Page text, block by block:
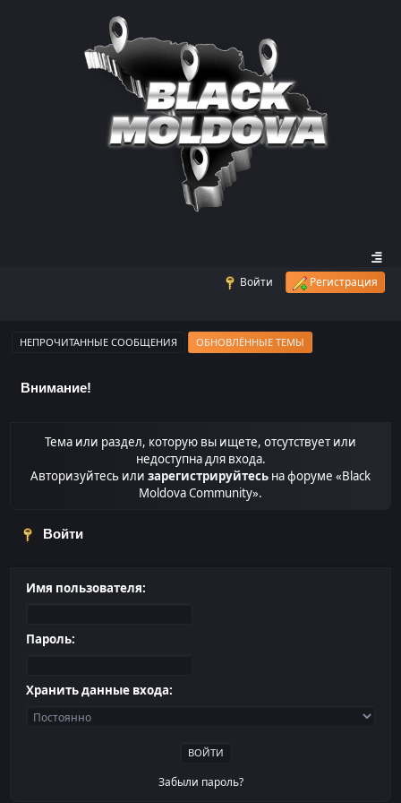
Войти Регистрация
НЕПРОЧИТАННЫЕ СООБЩЕНИЯ ОБНОВЛЁННЫЕ ТЕМЫ
Внимание!
Тема или раздел, которую вы ищете, отсутствует или
недоступна для входа.
Авторизуйтесь или зарегистрируйтесь на форуме «Black
Moldova Community».
Войти
Имя пользователя:
Пароль:
Хранить данные входа:
Забыли пароль?